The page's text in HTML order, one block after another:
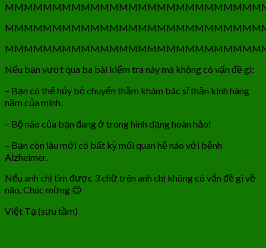
Nếu bạn vượt qua ba bài kiểm tra này mà không có vấn đề gì:
– Bạn có thể hủy bỏ chuyến thăm khám bác sĩ thần kinh hàng
năm của mình.
– Bộ não của bạn đang ở trong hình dạng hoàn hảo!
– Bạn còn lâu mới có bất kỳ mối quan hệ nào với bệnh
Alzheimer.
Nếu anh chị tìm được 3 chữ trên anh chị không có vấn đề gì về
não. Chúc mừng 😊
Việt Tạ (sưu tầm)